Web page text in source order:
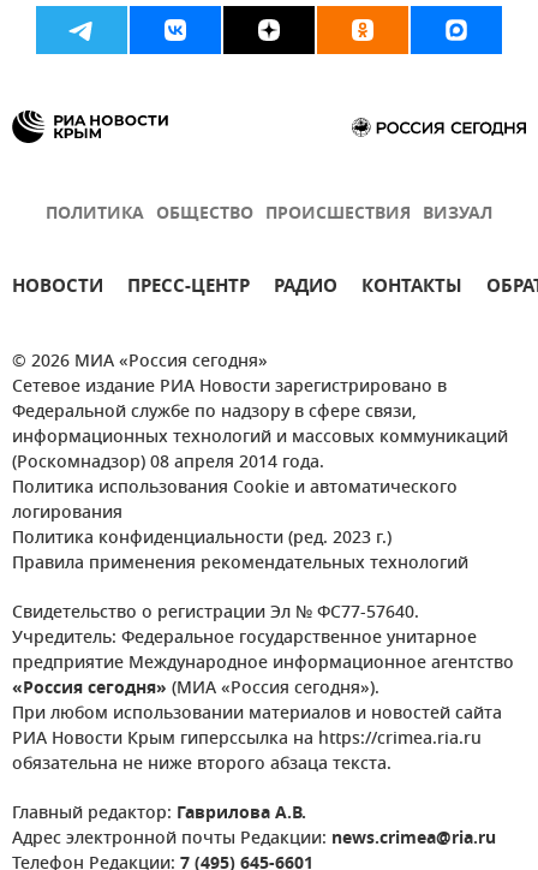
ПОЛИТИКА ОБЩЕСТВО ПРОИСШЕСТВИЯ ВИЗУАЛ
НОВОСТИ ПРЕСС-ЦЕНТР РАДИО КОНТАКТЫ
© 2026 МИА «Россия сегодня»
Сетевое издание РИА Новости зарегистрировано в
Федеральной службе по надзору в сфере связи,
информационных технологий и массовых коммуникаций
(Роскомнадзор) 08 апреля 2014 года.
Политика использования Cookie и автоматического
логирования
Политика конфиденциальности (ред. 2023 г.)
Правила применения рекомендательных технологий
Свидетельство о регистрации Эл № ФС77-57640.
Учредитель: Федеральное государственное унитарное
предприятие Международное информационное агентство
«Россия сегодня» (МИА «Россия сегодня»).
При любом использовании материалов и новостей сайта
РИА Новости Крым гиперссылка на https://crimea.ria.ru
обязательна не ниже второго абзаца текста.
Главный редактор: Гаврилова А.В.
Адрес электронной почты Редакции: news.crimea@ria.ru